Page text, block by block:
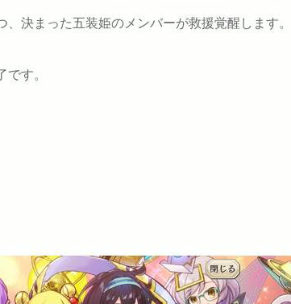
決まった五装姫のメンバーが救援覚醒します。
す。